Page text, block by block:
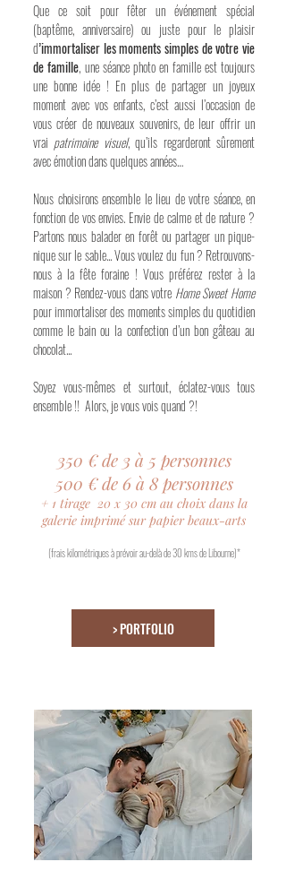
Que ce soit pour fêter un événement spécial
(baptême, anniversaire) ou juste pour le plaisir
d’immortaliser les moments simples de votre vie
de famille, une séance photo en famille est toujours
une bonne idée ! En plus de partager un joyeux
moment avec vos enfants, c’est aussi l’occasion de
vous créer de nouveaux souvenirs, de leur offrir un
vrai patrimoine visuel, qu’ils regarderont sûrement
avec émotion dans quelques années…
Nous choisirons ensemble le lieu de votre séance, en
fonction de vos envies. Envie de calme et de nature ?
Partons nous balader en forêt ou partager un pique-
nique sur le sable... Vous voulez du fun ? Retrouvons-
nous à la fête foraine ! Vous préférez rester à la
maison ? Rendez-vous dans votre Home Sweet Home
pour immortaliser des moments simples du quotidien
comme le bain ou la confection d’un bon gâteau au
chocolat...
Soyez vous-mêmes et surtout, éclatez-vous tous
ensemble !! Alors, je vous vois quand ?!
350 € de 3 à 5 personnes
500 € de 6 à 8 personnes
+ 1 tirage 20x30 cm au choix dans la
galerie imprimé sur papier beaux-arts
(frais kilométriques à prévoir au-delàde 30 kms de Libourne)*
> PORTFOLIO